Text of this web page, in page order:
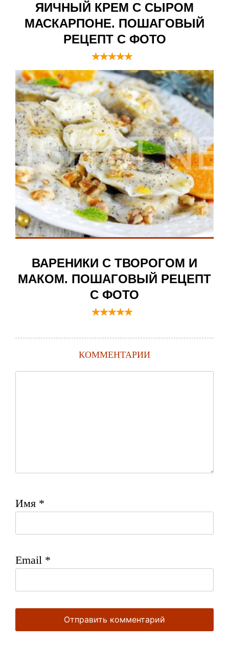
ЯИЧНЫЙ КРЕМ С СЫРОМ
МАСКАРПОНЕ. ПОШАГОВЫЙ
РЕЦЕПТ С ФОТО
ВАРЕНИКИ С ТВОРОГОМ И
МАКОМ. ПОШАГОВЫЙ РЕЦЕПТ
С ФОТО
КОММЕНТАРИИ
Имя *
Email *